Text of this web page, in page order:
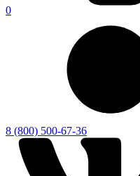
0
8 (800) 500-67-36